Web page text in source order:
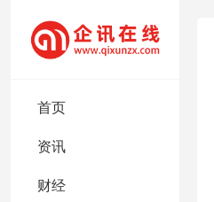
首页
资讯
财经